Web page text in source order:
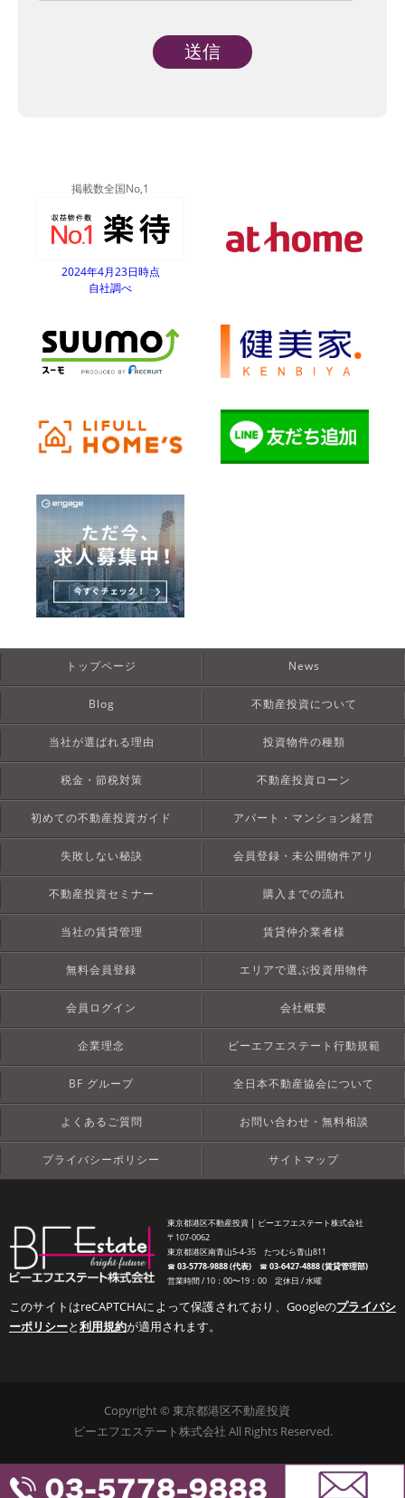
掲載数全国No,1
2024年4月23日時点
自社調べ
トップページ News
Blog 不動産投資について
当社が選ばれる理由 投資物件の種類
税金・節税対策 不動産投資ローン
初めての不動産投資ガイド アパート・マンション経営
失敗しない秘訣 会員登録・未公開物件アリ
不動産投資セミナー 購入までの流れ
当社の賃貸管理 賃貸仲介業者様
無料会員登録 エリアで選ぶ投資用物件
会員ログイン 会社概要
企業理念 ビーエフエステート行動規範
BF グループ 全日本不動産協会について
よくあるご質問 お問い合わせ・無料相談
プライバシーポリシー サイトマップ
東京都港区不動産投資 │ ビーエフエステート株式会社
〒107-0062
東京都港区南青山5-4-35 たつむら青山811
☎︎03-5778-9888 (代表)☎︎03-6427-4888 (賃貸管理部)
営業時間 / 10：00〜19：00 定休日 / 水曜
このサイトはreCAPTCHAによって保護されており、Googleのプライバシ
ーポリシーと利用規約が適用されます。
Copyright © 東京都港区不動産投資
ビーエフエステート株式会社 All Rights Reserved.